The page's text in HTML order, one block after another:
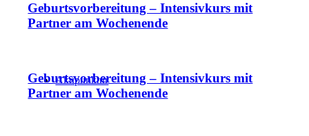
Akupunktur
Geburtsvorbereitung – Intensivkurs mit
Partner am Wochenende
Geburtsvorbereitung – Intensivkurs mit
Partner am Wochenende